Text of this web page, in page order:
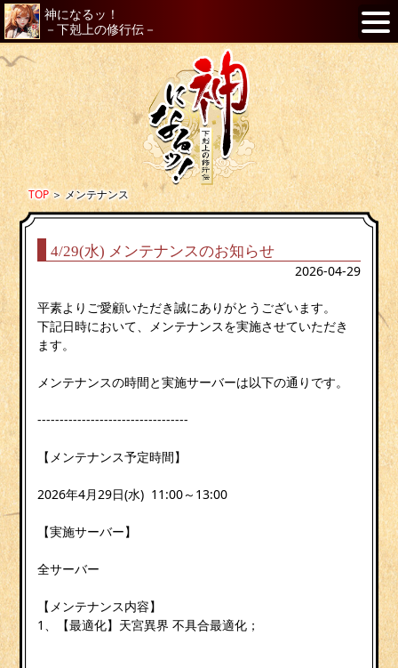
神になるッ！
－下剋上の修行伝－
TOP＞メンテナンス
4/29(水) メンテナンスのお知らせ
2026-04-29
平素よりご愛顧いただき誠にありがとうございます。
下記日時において、メンテナンスを実施させていただき
ます。
メンテナンスの時間と実施サーバーは以下の通りです。
----------------------------------
【メンテナンス予定時間】
2026年4月29日(水) 11:00～13:00
【実施サーバー】
全サーバー
【メンテナンス内容】
1、【最適化】天宮異界 不具合最適化；